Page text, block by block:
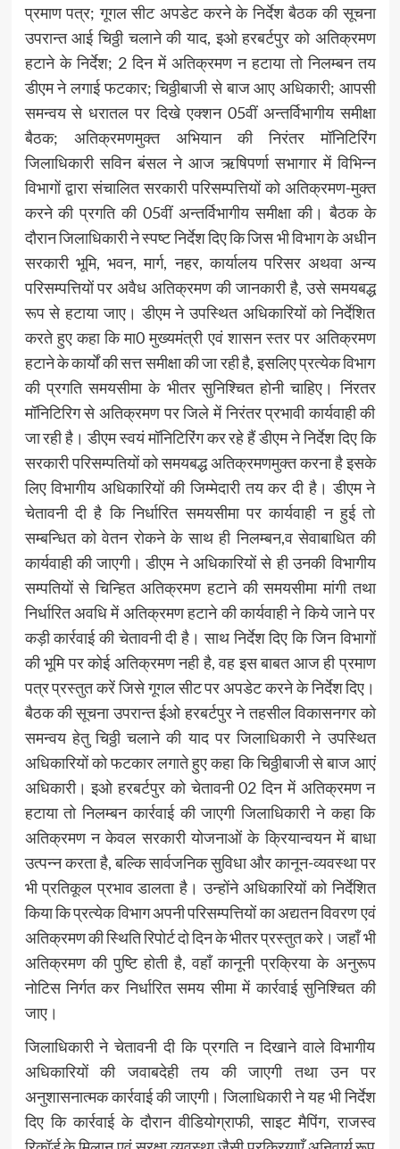
प्रमाण पत्र; गूगल सीट अपडेट करने के निर्देश बैठक की सूचना
उपरान्त आई चिठ्ठी चलाने की याद, इओ हरबर्टपुर को अतिक्रमण
हटाने के निर्देश; 2 दिन में अतिक्रमण न हटाया तो निलम्बन तय
डीएम ने लगाई फटकार; चिठ्ठीबाजी से बाज आए अधिकारी; आपसी
समन्वय से धरातल पर दिखे एक्शन 05वीं अन्तर्विभागीय समीक्षा
बैठक; अतिक्रमणमुक्त अभियान की निरंतर मॉनिटिरिंग
जिलाधिकारी सविन बंसल ने आज ऋषिपर्णा सभागार में विभिन्न
विभागों द्वारा संचालित सरकारी परिसम्पत्तियों को अतिक्रमण-मुक्त
करने की प्रगति की 05वीं अन्तर्विभागीय समीक्षा की। बैठक के
दौरान जिलाधिकारी ने स्पष्ट निर्देश दिए कि जिस भी विभाग के अधीन
सरकारी भूमि, भवन, मार्ग, नहर, कार्यालय परिसर अथवा अन्य
परिसम्पत्तियों पर अवैध अतिक्रमण की जानकारी है, उसे समयबद्ध
रूप से हटाया जाए। डीएम ने उपस्थित अधिकारियों को निर्देशित
करते हुए कहा कि मा0 मुख्यमंत्री एवं शासन स्तर पर अतिक्रमण
हटाने के कार्यों की सत्त समीक्षा की जा रही है, इसलिए प्रत्येक विभाग
की प्रगति समयसीमा के भीतर सुनिश्चित होनी चाहिए। निंरतर
मॉनिटिरिग से अतिक्रमण पर जिले में निरंतर प्रभावी कार्यवाही की
जा रही है। डीएम स्वयं मॉनिटिरिंग कर रहे हैं डीएम ने निर्देश दिए कि
सरकारी परिसम्पतियों को समयबद्ध अतिक्रमणमुक्त करना है इसके
लिए विभागीय अधिकारियों की जिम्मेदारी तय कर दी है। डीएम ने
चेतावनी दी है कि निर्धारित समयसीमा पर कार्यवाही न हुई तो
सम्बन्धित को वेतन रोकने के साथ ही निलम्बन,व सेवाबाधित की
कार्यवाही की जाएगी। डीएम ने अधिकारियों से ही उनकी विभागीय
सम्पतियों से चिन्हित अतिक्रमण हटाने की समयसीमा मांगी तथा
निर्धारित अवधि में अतिक्रमण हटाने की कार्यवाही ने किये जाने पर
कड़ी कार्रवाई की चेतावनी दी है। साथ निर्देश दिए कि जिन विभागों
की भूमि पर कोई अतिक्रमण नही है, वह इस बाबत आज ही प्रमाण
पत्र प्रस्तुत करें जिसे गूगल सीट पर अपडेट करने के निर्देश दिए।
बैठक की सूचना उपरान्त ईओ हरबर्टपुर ने तहसील विकासनगर को
समन्वय हेतु चिठ्ठी चलाने की याद पर जिलाधिकारी ने उपस्थित
अधिकारियों को फटकार लगाते हुए कहा कि चिठ्ठीबाजी से बाज आएं
अधिकारी। इओ हरबर्टपुर को चेतावनी 02 दिन में अतिक्रमण न
हटाया तो निलम्बन कार्रवाई की जाएगी जिलाधिकारी ने कहा कि
अतिक्रमण न केवल सरकारी योजनाओं के क्रियान्वयन में बाधा
उत्पन्न करता है, बल्कि सार्वजनिक सुविधा और कानून-व्यवस्था पर
भी प्रतिकूल प्रभाव डालता है। उन्होंने अधिकारियों को निर्देशित
किया कि प्रत्येक विभाग अपनी परिसम्पत्तियों का अद्यतन विवरण एवं
अतिक्रमण की स्थिति रिपोर्ट दो दिन के भीतर प्रस्तुत करे। जहाँ भी
अतिक्रमण की पुष्टि होती है, वहाँ कानूनी प्रक्रिया के अनुरूप
नोटिस निर्गत कर निर्धारित समय सीमा में कार्रवाई सुनिश्चित की
जाए।
जिलाधिकारी ने चेतावनी दी कि प्रगति न दिखाने वाले विभागीय
अधिकारियों की जवाबदेही तय की जाएगी तथा उन पर
अनुशासनात्मक कार्रवाई की जाएगी। जिलाधिकारी ने यह भी निर्देश
दिए कि कार्रवाई के दौरान वीडियोग्राफी, साइट मैपिंग, राजस्व